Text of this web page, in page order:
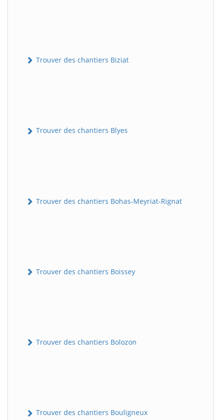
Trouver des chantiers Biziat
Trouver des chantiers Blyes
Trouver des chantiers Bohas-Meyriat-Rignat
Trouver des chantiers Boissey
Trouver des chantiers Bolozon
Trouver des chantiers Bouligneux